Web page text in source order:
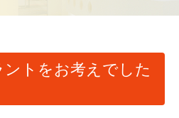
トをお考えでした